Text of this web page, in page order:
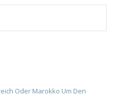
Oder Marokko Um Den